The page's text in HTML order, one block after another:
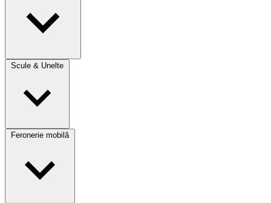
Scule & Unelte
Feronerie mobilă